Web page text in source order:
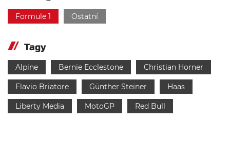
Formule 1 Ostatní
Tagy
Alpine Bernie Ecclestone Christian Horner
Flavio Briatore Günther Steiner Haas
Liberty Media MotoGP Red Bull